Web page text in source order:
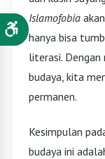
Islamofobia
hanya bisa
literasi.
budaya, kita
permanen.
Kesimpulan
budaya ini